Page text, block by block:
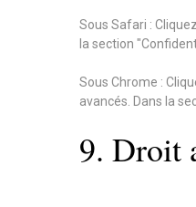
Sous Safari :
la section
Sous Chrome :
avancés. Dans la
9. Droit